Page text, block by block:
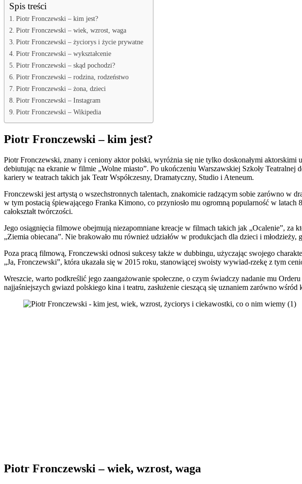
Spis treści
Piotr Fronczewski – kim jest?
Piotr Fronczewski – wiek, wzrost, waga
Piotr Fronczewski – życiorys i życie prywatne
Piotr Fronczewski – wykształcenie
Piotr Fronczewski – skąd pochodzi?
Piotr Fronczewski – rodzina, rodzeństwo
Piotr Fronczewski – żona, dzieci
Piotr Fronczewski – Instagram
Piotr Fronczewski – Wikipedia
Piotr Fronczewski – kim jest?
Piotr Fronczewski, znany i ceniony aktor polski, wyróżnia się nie tylko doskonałymi aktorskimi
debiutując na ekranie w filmie „Wolne miasto”. Po ukończeniu Warszawskiej Szkoły Teatralnej
kariery w teatrach takich jak Teatr Współczesny, Dramatyczny, Studio i Ateneum.
Fronczewski jest artystą o wszechstronnych talentach, znakomicie radzącym sobie zarówno w
w tym postacią śpiewającego Franka Kimono, co przyniosło mu ogromną popularność w
całokształt twórczości.
Jego osiągnięcia filmowe obejmują niezapomniane kreacje w filmach takich jak „Ocalenie”,
„Ziemia obiecana”. Nie brakowało mu również udziałów w produkcjach dla dzieci i
Poza pracą filmową, Fronczewski odnosi sukcesy także w dubbingu, użyczając swojego
„Ja, Fronczewski”, która ukazała się w 2015 roku, stanowiącej swoisty wywiad-rzekę z tym
Wreszcie, warto podkreślić jego zaangażowanie społeczne, o czym świadczy nadanie mu
najjaśniejszych gwiazd polskiego kina i teatru, zasłużenie cieszącą się uznaniem zarówno
Piotr Fronczewski – wiek, wzrost, waga